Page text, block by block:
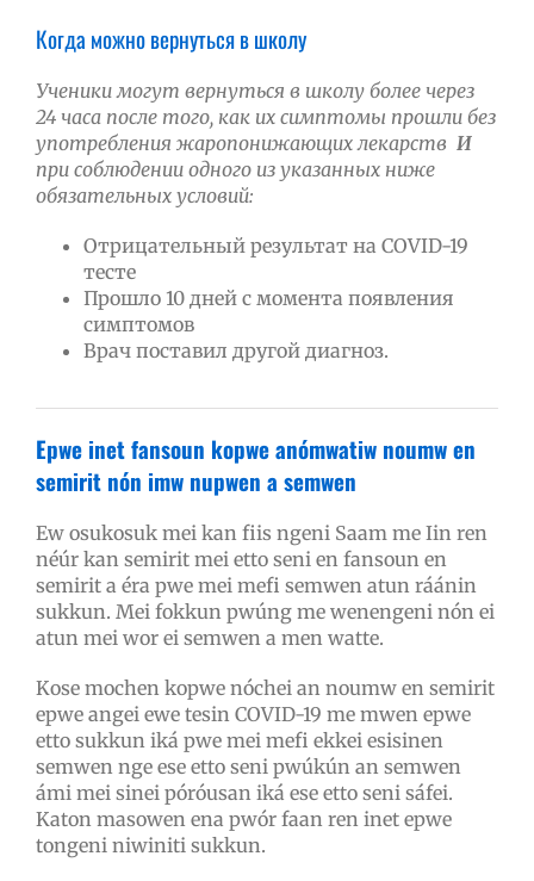
Когда можно вернуться в школу
Ученики могут вернуться в школу более через
24 часа после того, как их симптомы прошли без
употребления жаропонижающих лекарств И
при соблюдении одного из указанных ниже
обязательных условий:
Отрицательный результат на COVID-19
тесте
Прошло 10 дней с момента появления
симптомов
Врач поставил другой диагноз.
Epwe inet fansoun kopwe anómwatiw noumw en
semirit nón imw nupwen a semwen
Ew osukosuk mei kan fiis ngeni Saam me Iin ren
néúr kan semirit mei etto seni en fansoun en
semirit a éra pwe mei mefi semwen atun ráánin
sukkun. Mei fokkun pwúng me wenengeni nón ei
atun mei wor ei semwen a men watte.
Kose mochen kopwe nóchei an noumw en semirit
epwe angei ewe tesin COVID-19 me mwen epwe
etto sukkun iká pwe mei mefi ekkei esisinen
semwen nge ese etto seni pwúkún an semwen
ámi mei sinei póróusan iká ese etto seni sáfei.
Katon masowen ena pwór faan ren inet epwe
tongeni niwiniti sukkun.